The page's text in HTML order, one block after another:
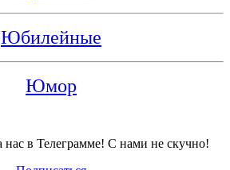
Юбилейные
Юмор
нас в Телеграмме! С нами не скучно!